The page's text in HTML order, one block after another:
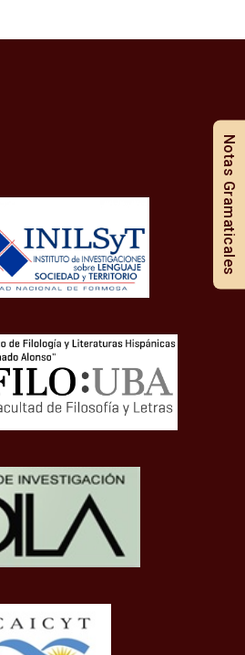
Notas Gramaticales